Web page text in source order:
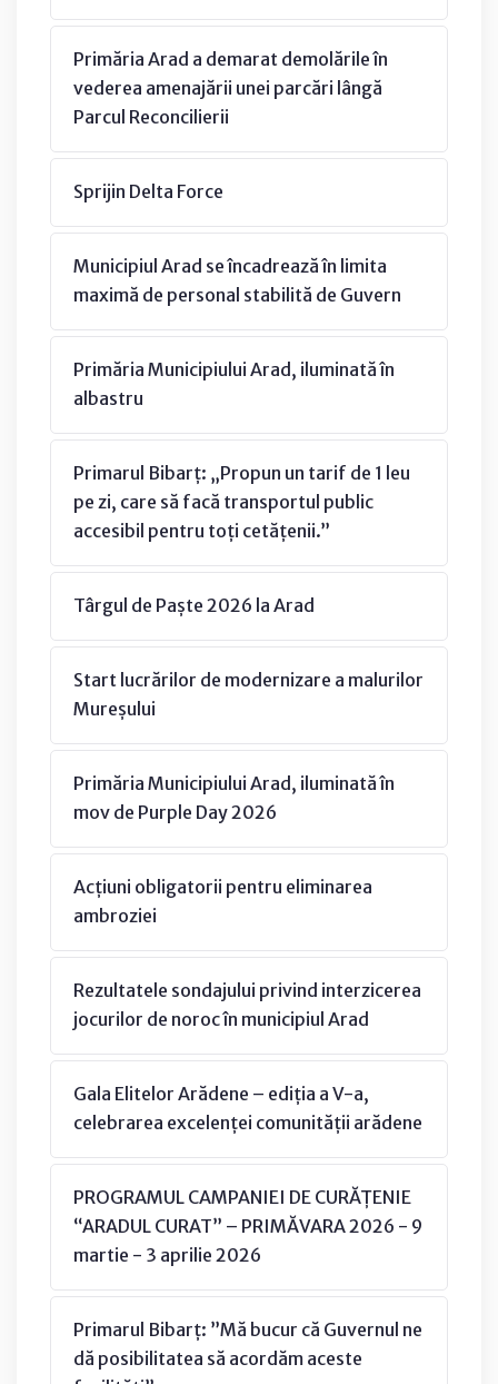
Primăria Arad a demarat demolările în
vederea amenajării unei parcări lângă
Parcul Reconcilierii
Sprijin Delta Force
Municipiul Arad se încadrează în limita
maximă de personal stabilită de Guvern
Primăria Municipiului Arad, iluminată în
albastru
Primarul Bibarț: „Propun un tarif de 1 leu
pe zi, care să facă transportul public
accesibil pentru toți cetățenii.”
Târgul de Paște 2026 la Arad
Start lucrărilor de modernizare a malurilor
Mureșului
Primăria Municipiului Arad, iluminată în
mov de Purple Day 2026
Acțiuni obligatorii pentru eliminarea
ambroziei
Rezultatele sondajului privind interzicerea
jocurilor de noroc în municipiul Arad
Gala Elitelor Arădene – ediția a V-a,
celebrarea excelenței comunității arădene
PROGRAMUL CAMPANIEI DE CURĂȚENIE
“ARADUL CURAT” – PRIMĂVARA 2026 - 9
martie - 3 aprilie 2026
Primarul Bibarț: ”Mă bucur că Guvernul ne
dă posibilitatea să acordăm aceste